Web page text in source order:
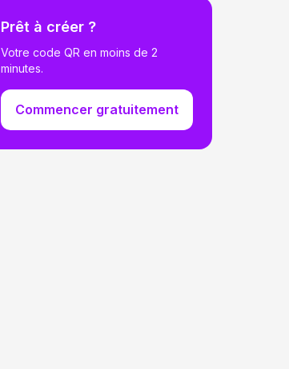
Prêt à créer ?
Votre code QR en moins de 2
minutes.
Commencer gratuitement